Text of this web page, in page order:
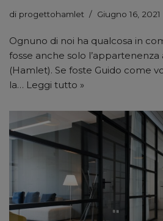
di progettohamlet Giugno 16, 2021
Ognuno di noi ha qualcosa in
fosse anche solo l’appartenenza
(Hamlet). Se foste Guido come
la… Leggi tutto »